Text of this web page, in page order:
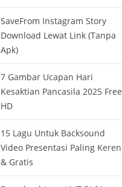
SaveFrom Instagram Story
Download Lewat Link (Tanpa
Apk)
7 Gambar Ucapan Hari
Kesaktian Pancasila 2025 Free
HD
15 Lagu Untuk Backsound
Video Presentasi Paling Keren
& Gratis